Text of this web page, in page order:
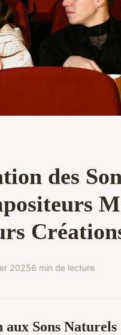
des
20256 min de lecture
Sons